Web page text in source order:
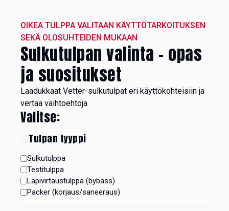
OIKEA TULPPA VALITAAN KÄYTTÖTARKOITUKSEN
SEKÄ OLOSUHTEIDEN MUKAAN
Sulkutulpan valinta – opas
ja suositukset
Laadukkaat Vetter-sulkutulpat eri käyttökohteisiin ja
vertaa vaihtoehtoja
Valitse:
Tulpan tyyppi
Sulkutulppa
Testitulppa
Läpivirtaustulppa (bybass)
Packer (korjaus/saneeraus)